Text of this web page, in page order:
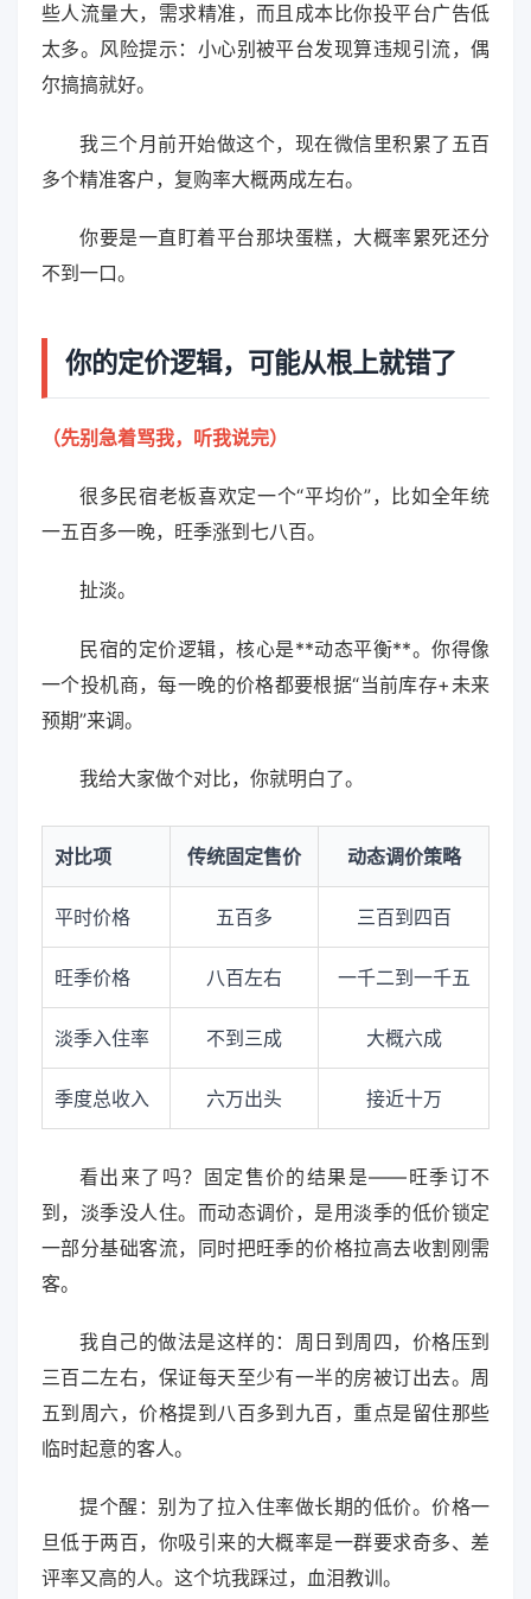
些人流量大，需求精准，而且成本比你投平台广告低
太多。风险提示：小心别被平台发现算违规引流，偶
尔搞搞就好。
我三个月前开始做这个，现在微信里积累了五百
多个精准客户，复购率大概两成左右。
你要是一直盯着平台那块蛋糕，大概率累死还分
不到一口。
你的定价逻辑，可能从根上就错了
（先别急着骂我，听我说完）
很多民宿老板喜欢定一个“平均价”，比如全年统
一五百多一晚，旺季涨到七八百。
扯淡。
民宿的定价逻辑，核心是**动态平衡**。你得像
一个投机商，每一晚的价格都要根据“当前库存+未来
预期”来调。
我给大家做个对比，你就明白了。
对比项 传统固定售价 动态调价策略
平时价格 五百多 三百到四百
旺季价格 八百左右 一千二到一千五
淡季入住率 不到三成 大概六成
季度总收入 六万出头 接近十万
看出来了吗？固定售价的结果是——旺季订不
到，淡季没人住。而动态调价，是用淡季的低价锁定
一部分基础客流，同时把旺季的价格拉高去收割刚需
客。
我自己的做法是这样的：周日到周四，价格压到
三百二左右，保证每天至少有一半的房被订出去。周
五到周六，价格提到八百多到九百，重点是留住那些
临时起意的客人。
提个醒：别为了拉入住率做长期的低价。价格一
旦低于两百，你吸引来的大概率是一群要求奇多、差
评率又高的人。这个坑我踩过，血泪教训。